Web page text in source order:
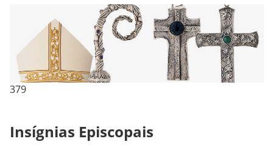
379
Insígnias Episcopais